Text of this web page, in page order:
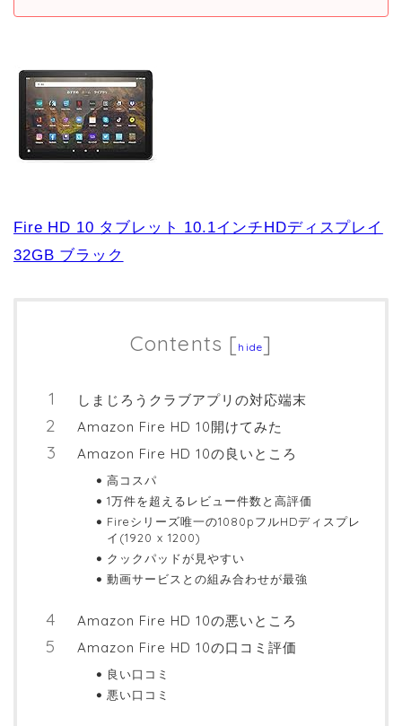
Fire HD 10 タブレット 10.1インチHDディスプレイ
32GB ブラック
Contents [ hide]
しまじろうクラブアプリの対応端末
Amazon Fire HD 10開けてみた
Amazon Fire HD 10の良いところ
高コスパ
1万件を超えるレビュー件数と高評価
Fireシリーズ唯一の1080pフルHDディスプレ
イ(1920 x 1200)
クックパッドが見やすい
動画サービスとの組み合わせが最強
Amazon Fire HD 10の悪いところ
Amazon Fire HD 10の口コミ評価
良い口コミ
悪い口コミ